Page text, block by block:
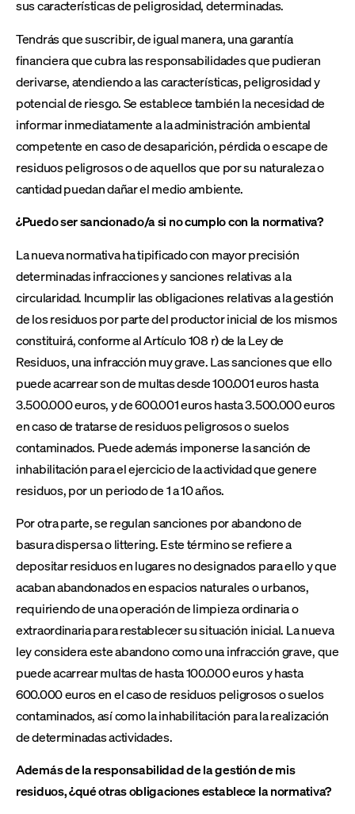
sus características de peligrosidad, determinadas.
Tendrás que suscribir, de igual manera, una garantía
financiera que cubra las responsabilidades que pudieran
derivarse, atendiendo a las características, peligrosidad y
potencial de riesgo. Se establece también la necesidad de
informar inmediatamente a la administración ambiental
competente en caso de desaparición, pérdida o escape de
residuos peligrosos o de aquellos que por su naturaleza o
cantidad puedan dañar el medio ambiente.
¿Puedo ser sancionado/a si no cumplo con la normativa?
La nueva normativa ha tipificado con mayor precisión
determinadas infracciones y sanciones relativas a la
circularidad. Incumplir las obligaciones relativas a la gestión
de los residuos por parte del productor inicial de los mismos
constituirá, conforme al Artículo 108 r) de la Ley de
Residuos, una infracción muy grave. Las sanciones que ello
puede acarrear son de multas desde 100.001 euros hasta
3.500.000 euros, y de 600.001 euros hasta 3.500.000 euros
en caso de tratarse de residuos peligrosos o suelos
contaminados. Puede además imponerse la sanción de
inhabilitación para el ejercicio de la actividad que genere
residuos, por un periodo de 1 a 10 años.
Por otra parte, se regulan sanciones por abandono de
basura dispersa o littering. Este término se refiere a
depositar residuos en lugares no designados para ello y que
acaban abandonados en espacios naturales o urbanos,
requiriendo de una operación de limpieza ordinaria o
extraordinaria para restablecer su situación inicial. La nueva
ley considera este abandono como una infracción grave, que
puede acarrear multas de hasta 100.000 euros y hasta
600.000 euros en el caso de residuos peligrosos o suelos
contaminados, así como la inhabilitación para la realización
de determinadas actividades.
Además de la responsabilidad de la gestión de mis
residuos, ¿qué otras obligaciones establece la normativa?